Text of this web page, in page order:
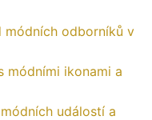
odborníků v
módními ikonami a
událostí a